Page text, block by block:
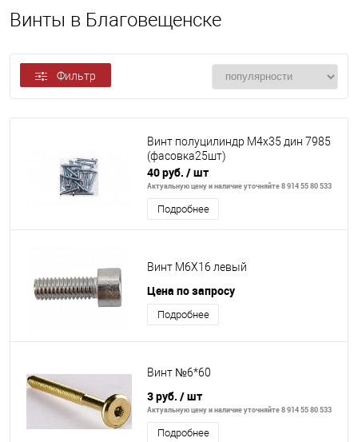
Винты в Благовещенске
Фильтр
Винт полуцилиндр М4х35 дин 7985
(фасовка25шт)
40 руб. / шт
Актуальную цену и наличие уточняйте 8 914 55 80 533
Подробнее
Винт М6Х16 левый
Цена по запросу
Подробнее
Винт №6*60
3 руб. / шт
Актуальную цену и наличие уточняйте 8 914 55 80 533
Подробнее